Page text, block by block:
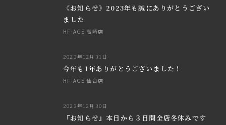
《お知らせ》2023年も誠にありがとうござい
ました
HF-AGE 高崎店
2023年12月31日
今年も1年ありがとうございました！
HF-AGE 仙台店
2023年12月30日
『お知らせ』本日から３日間全店冬休みです